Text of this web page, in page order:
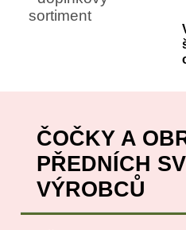
sortiment
ČOČKY A
PŘEDNÍCH
VÝROBCŮ